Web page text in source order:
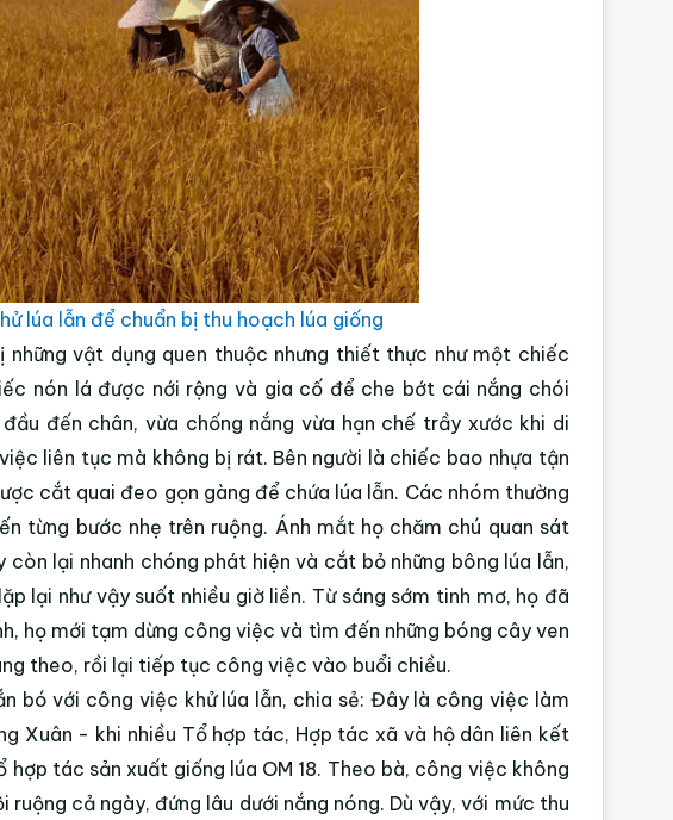
lúa lẫn để chuẩn bị thu hoạch lúa giống
vật dụng quen thuộc nhưng thiết thực như một chiếc
nón lá được nới rộng và gia cố để che bớt cái nắng chói
đến chân, vừa chống nắng vừa hạn chế trầy xước khi di
liên tục mà không bị rát. Bên người là chiếc bao nhựa tận
cắt quai đeo gọn gàng để chứa lúa lẫn. Các nhóm thường
từng bước nhẹ trên ruộng. Ánh mắt họ chăm chú quan sát
lại nhanh chóng phát hiện và cắt bỏ những bông lúa lẫn,
lại như vậy suốt nhiều giờ liền. Từ sáng sớm tinh mơ, họ đã
họ mới tạm dừng công việc và tìm đến những bóng cây ven
theo, rồi lại tiếp tục công việc vào buổi chiều.
bó với công việc khử lúa lẫn, chia sẻ: Đây là công việc làm
Xuân - khi nhiều Tổ hợp tác, Hợp tác xã và hộ dân liên kết
tác sản xuất giống lúa OM 18. Theo bà, công việc không
cả ngày, đứng lâu dưới nắng nóng. Dù vậy, với mức thu